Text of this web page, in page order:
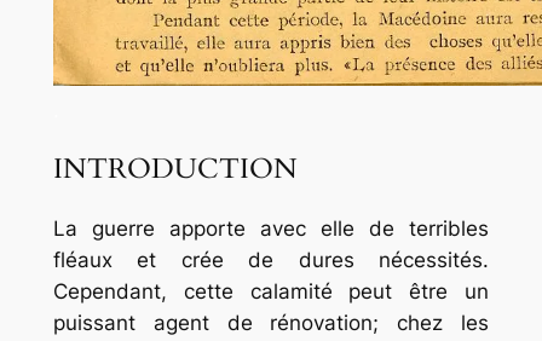
INTRODUCTION
La guerre apporte avec elle de terribles
fléaux et crée de dures nécessités.
Cependant, cette calamité peut être un
puissant agent de rénovation; chez les